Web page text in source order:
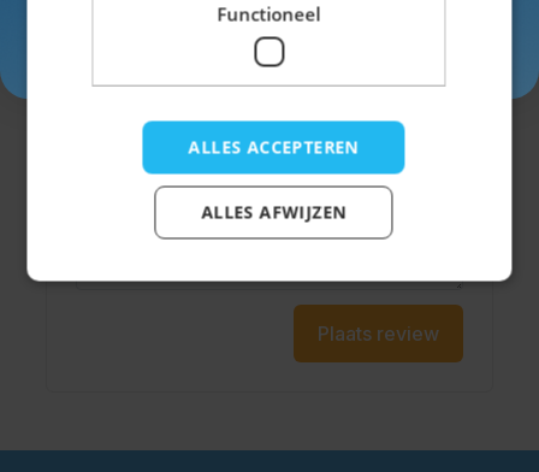
Schrijf je review hier...
Plaats review
Functioneel
ALLES ACCEPTEREN
ALLES AFWIJZEN
Inschrijven